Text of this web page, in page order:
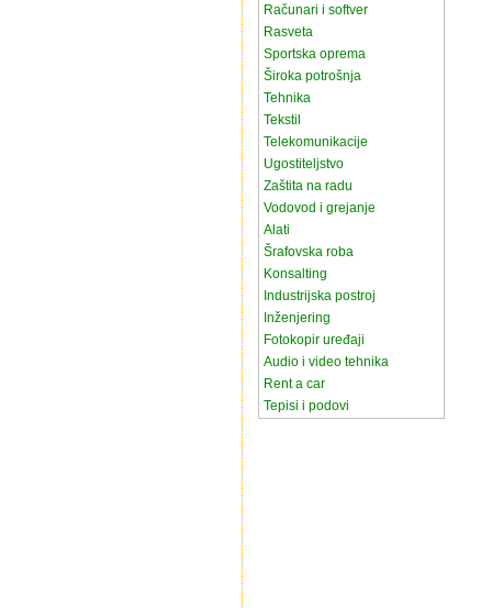
Računari i softver
Rasveta
Sportska oprema
Široka potrošnja
Tehnika
Tekstil
Telekomunikacije
Ugostiteljstvo
Zaštita na radu
Vodovod i grejanje
Alati
Šrafovska roba
Konsalting
Industrijska postroj
Inženjering
Fotokopir uređaji
Audio i video tehnika
Rent a car
Tepisi i podovi